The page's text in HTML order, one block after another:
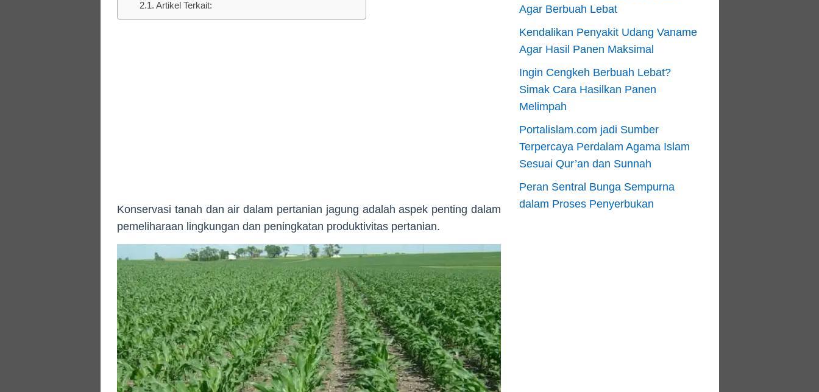
Artikel Terkait:
Konservasi tanah dan air dalam pertanian jagung adalah aspek penting dalam
pemeliharaan lingkungan dan peningkatan produktivitas pertanian.
Agar Berbuah Lebat
Kendalikan Penyakit Udang Vaname
Agar Hasil Panen Maksimal
Ingin Cengkeh Berbuah Lebat?
Simak Cara Hasilkan Panen
Melimpah
Portalislam.com jadi Sumber
Terpercaya Perdalam Agama Islam
Sesuai Qur’an dan Sunnah
Peran Sentral Bunga Sempurna
dalam Proses Penyerbukan